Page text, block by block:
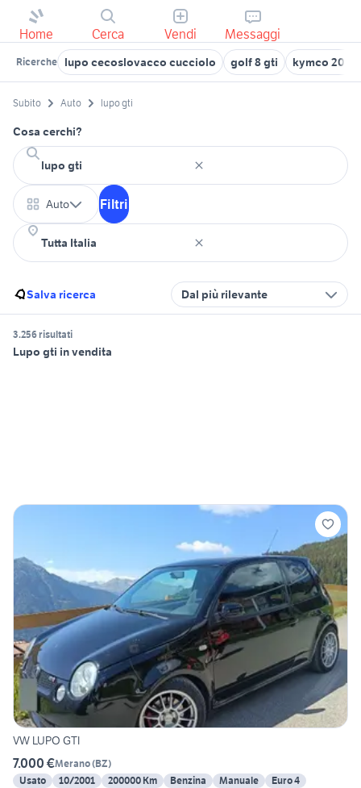
Home Cerca Vendi Messaggi
Ricerche lupo cecoslovacco cucciolo golf 8 gti kymco 200
Subito Auto lupo gti
Cosa cerchi?
Auto Filtri
Salva ricerca Dal più rilevante
3.256 risultati
Lupo gti in vendita
VW LUPO GTI
7.000 €Merano(BZ)
Usato
10/2001 200000 Km Benzina Manuale
Euro 4